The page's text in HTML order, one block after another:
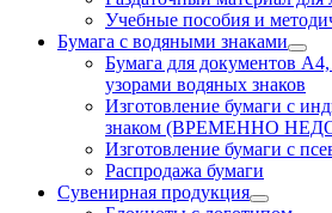
Учебные пособия и
Бумага с водяными знаками
Бумага для документов
узорами водяных знаков
Изготовление бумаги с
знаком (ВРЕМЕННО
Изготовление бумаги с
Распродажа бумаги
Сувенирная продукция